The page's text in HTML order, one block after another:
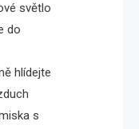
světlo
do
hlídejte
s